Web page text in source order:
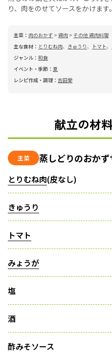
り、肉をのせてソースをかけます。
主菜： 肉のおかず > 鶏肉 > その他 鶏肉料理
主な食材： とりむね肉、 きゅうり、 トマト、
ジャンル： 和食
イベント・季節： 夏
レシピ作成・調理： 吉田愛
献立の材
主菜 蒸しどりのおか
とりむね肉(皮なし)
きゅうり
トマト
みょうが
塩
酒
酢みそソース